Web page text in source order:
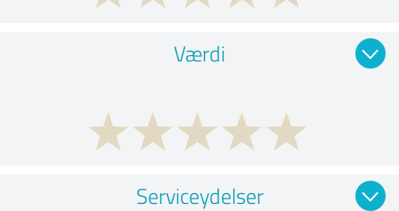
Værdi
Serviceydelser